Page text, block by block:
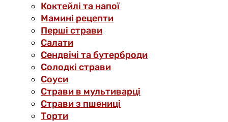
Коктейлі та напої
Мамині рецепти
Перші страви
Салати
Сендвічі та бутерброди
Солодкі страви
Соуси
Страви в мультиварці
Страви з пшениці
Торти